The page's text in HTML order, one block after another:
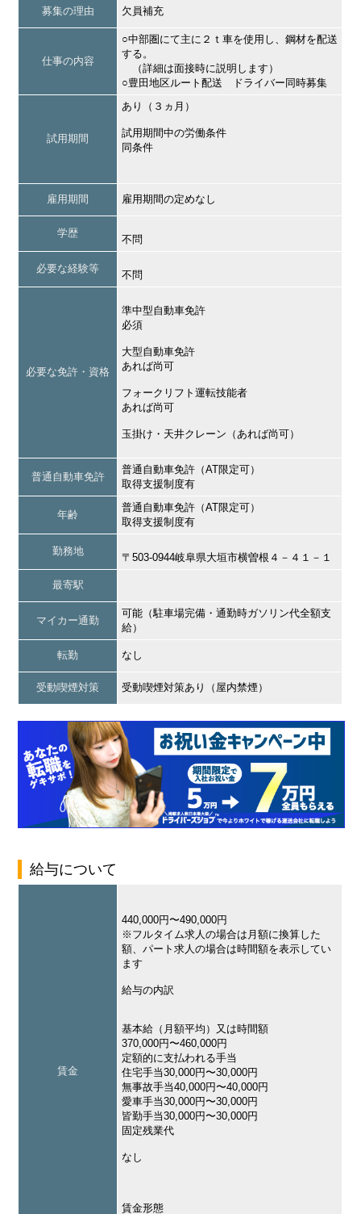
募集の理由 欠員補充
仕事の内容
○中部圏にて主に２ｔ車を使用し、鋼材を配送
する。
（詳細は面接時に説明します）
○豊田地区ルート配送 ドライバー同時募集
試用期間
あり（３ヵ月）
試用期間中の労働条件
同条件
雇用期間 雇用期間の定めなし
学歴
不問
必要な経験等
不問
必要な免許・資格
準中型自動車免許
必須
大型自動車免許
あれば尚可
フォークリフト運転技能者
あれば尚可
玉掛け・天井クレーン（あれば尚可）
普通自動車免許
普通自動車免許（AT限定可）
取得支援制度有
年齢
普通自動車免許（AT限定可）
取得支援制度有
勤務地
〒503-0944岐阜県大垣市横曽根４－４１－１
最寄駅
マイカー通勤
可能（駐車場完備・通勤時ガソリン代全額支
給）
転勤 なし
受動喫煙対策 受動喫煙対策あり（屋内禁煙）
給与について
賃金
440,000円〜490,000円
※フルタイム求人の場合は月額に換算した
額、パート求人の場合は時間額を表示してい
ます
給与の内訳
基本給（月額平均）又は時間額
370,000円〜460,000円
定額的に支払われる手当
住宅手当30,000円〜30,000円
無事故手当40,000円〜40,000円
愛車手当30,000円〜30,000円
皆勤手当30,000円〜30,000円
固定残業代
なし
賃金形態